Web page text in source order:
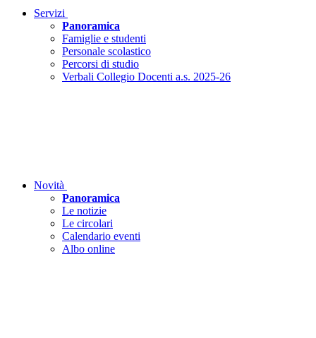
Servizi
Panoramica
Famiglie e studenti
Personale scolastico
Percorsi di studio
Verbali Collegio Docenti a.s. 2025-26
Novità
Panoramica
Le notizie
Le circolari
Calendario eventi
Albo online